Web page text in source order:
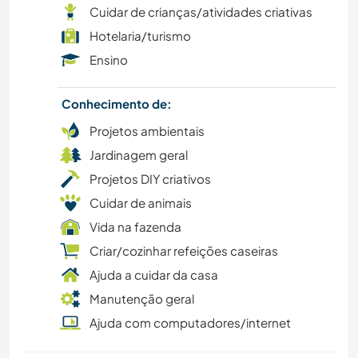
FAZENDA
CICLISMO
CULTURA
CULINÁRIA E COMIDA
TRABALHO BENEFICENTE
CAMPING
Cuidar de crianças/atividades criativas
Hotelaria/turismo
Ensino
Conhecimento de:
Projetos ambientais
Jardinagem geral
Projetos DIY criativos
Cuidar de animais
Vida na fazenda
Criar/cozinhar refeições caseiras
Ajuda a cuidar da casa
Manutenção geral
Ajuda com computadores/internet